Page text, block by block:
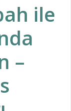
ile
–